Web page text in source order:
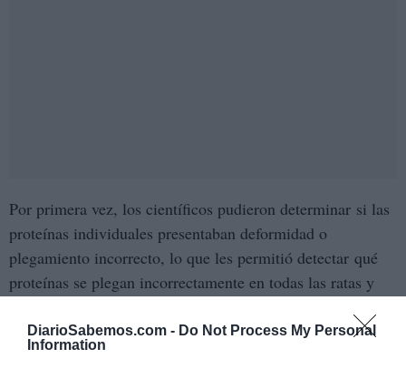
DiarioSabemos.com - Do Not Process My Personal
Information
Por primera vez, los científicos pudieron determinar si las
proteínas individuales presentaban deformidad o
plegamiento incorrecto, lo que les permitió detectar qué
proteínas se plegan incorrectamente en todas las ratas y
cuáles se plegan incorrectamente específicamente en ratas
con deterioro cognitivo. Más de 200 proteínas se plegaron